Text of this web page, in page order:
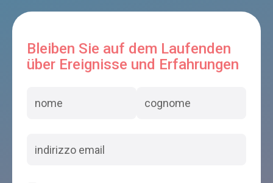
Bleiben Sie auf dem Laufenden
über Ereignisse und Erfahrungen